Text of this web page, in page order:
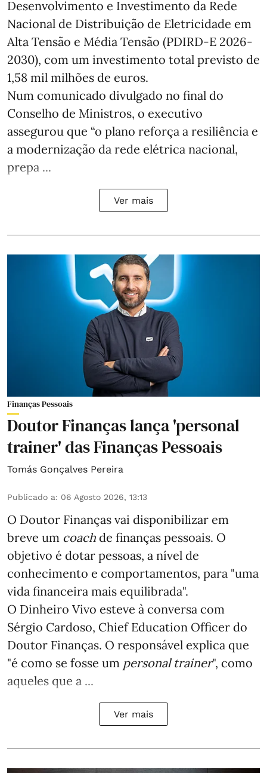
Desenvolvimento e Investimento da Rede
Nacional de Distribuição de Eletricidade em
Alta Tensão e Média Tensão (PDIRD-E 2026-
2030), com um investimento total previsto de
1,58 mil milhões de euros.
Num comunicado divulgado no final do
Conselho de Ministros, o executivo
assegurou que “o plano reforça a resiliência e
a modernização da rede elétrica nacional,
prepa ...
Ver mais
Finanças Pessoais
Doutor Finanças lança 'personal
trainer' das Finanças Pessoais
Tomás Gonçalves Pereira
Publicado a: 06 Agosto 2026, 13:13
O Doutor Finanças vai disponibilizar em
breve um coach de finanças pessoais. O
objetivo é dotar pessoas, a nível de
conhecimento e comportamentos, para "uma
vida financeira mais equilibrada".
O Dinheiro Vivo esteve à conversa com
Sérgio Cardoso, Chief Education Officer do
Doutor Finanças. O responsável explica que
"é como se fosse um personal trainer", como
aqueles que a ...
Ver mais